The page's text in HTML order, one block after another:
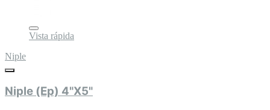
Vista rápida
Niple
Niple (Ep) 4"X5"